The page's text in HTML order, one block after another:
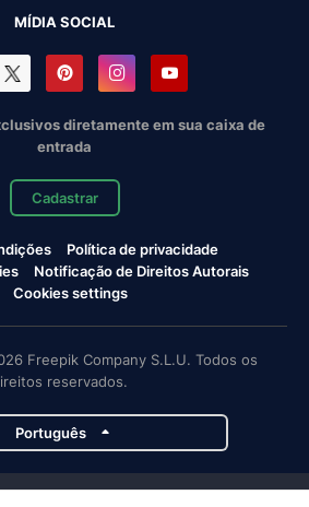
MÍDIA SOCIAL
diretamente em sua caixa de
entrada
Cadastrar
Política de privacidade
Notificação de Direitos Autorais
Cookies settings
Freepik Company S.L.U. Todos os
reservados.
Português